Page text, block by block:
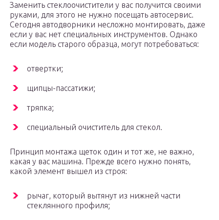
Заменить стеклоочистители у вас получится своими
руками, для этого не нужно посещать автосервис.
Сегодня автодворники несложно монтировать, даже
если у вас нет специальных инструментов. Однако
если модель старого образца, могут потребоваться:
отвертки;
щипцы-пассатижи;
тряпка;
специальный очиститель для стекол.
Принцип монтажа щеток один и тот же, не важно,
какая у вас машина. Прежде всего нужно понять,
какой элемент вышел из строя:
рычаг, который вытянут из нижней части
стеклянного профиля;